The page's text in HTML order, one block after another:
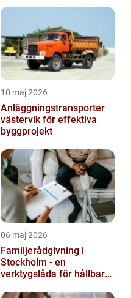
10 maj 2026
Anläggningstransporter
västervik för effektiva
byggprojekt
06 maj 2026
Familjerådgivning i
Stockholm - en
verktygslåda för hållbara